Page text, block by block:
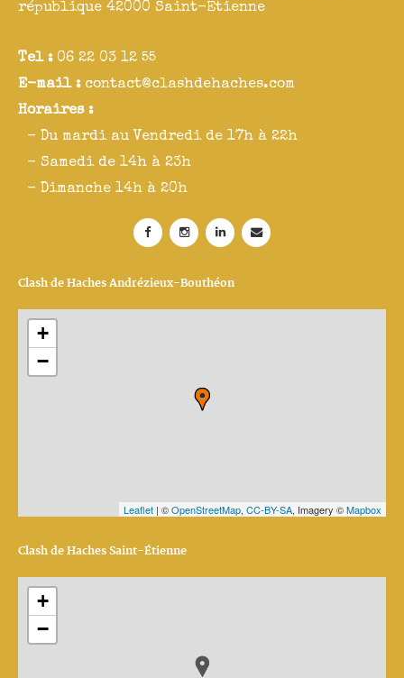
république 42000 Saint-Étienne
Tel : 06 22 03 12 55
E-mail : contact@clashdehaches.com
Horaires :
- Du mardi au Vendredi de 17h à 22h
- Samedi de 14h à 23h
- Dimanche 14h à 20h
Clash de Haches Andrézieux-Bouthéon
+
−
Leaflet | ©OpenStreetMap, CC-BY-SA, Imagery ©Mapbox
Clash de Haches Saint-Étienne
+
−